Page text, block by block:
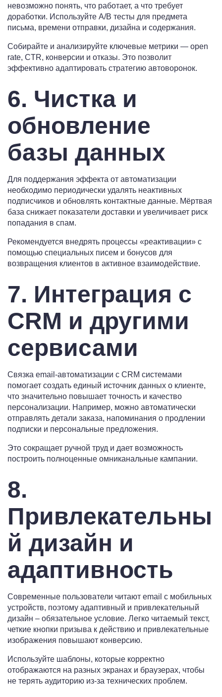
невозможно понять, что работает, а что требует
доработки. Используйте A/B тесты для предмета
письма, времени отправки, дизайна и содержания.
Собирайте и анализируйте ключевые метрики — open
rate, CTR, конверсии и отказы. Это позволит
эффективно адаптировать стратегию автоворонок.
6. Чистка и
обновление
базы данных
Для поддержания эффекта от автоматизации
необходимо периодически удалять неактивных
подписчиков и обновлять контактные данные. Мёртвая
база снижает показатели доставки и увеличивает риск
попадания в спам.
Рекомендуется внедрять процессы «реактивации» с
помощью специальных писем и бонусов для
возвращения клиентов в активное взаимодействие.
7. Интеграция с
CRM и другими
сервисами
Связка email-автоматизации с CRM системами
помогает создать единый источник данных о клиенте,
что значительно повышает точность и качество
персонализации. Например, можно автоматически
отправлять детали заказа, напоминания о продлении
подписки и персональные предложения.
Это сокращает ручной труд и дает возможность
построить полноценные омниканальные кампании.
8.
Привлекательны
й дизайн и
адаптивность
Современные пользователи читают email с мобильных
устройств, поэтому адаптивный и привлекательный
дизайн – обязательное условие. Легко читаемый текст,
четкие кнопки призыва к действию и привлекательные
изображения повышают конверсию.
Используйте шаблоны, которые корректно
отображаются на разных экранах и браузерах, чтобы
не терять аудиторию из-за технических проблем.